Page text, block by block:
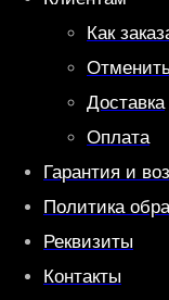
Как
Доставка
Оплата
Гарантия и
Политика
Реквизиты
Контакты